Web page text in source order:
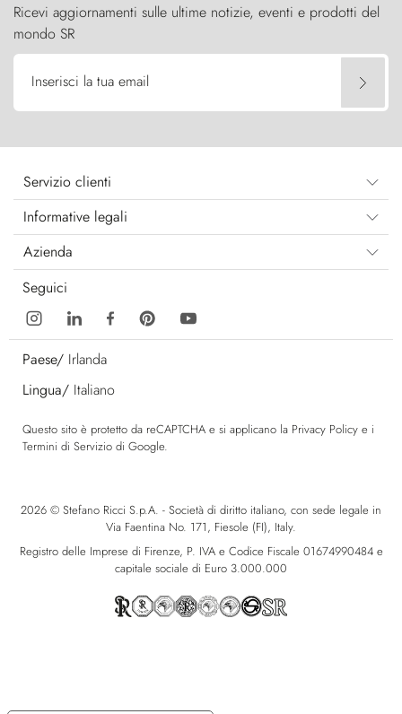
Ricevi aggiornamenti sulle ultime notizie, eventi e prodotti del
mondo SR
Inserisci la tua email
Servizio clienti
Informative legali
Azienda
Seguici
Paese/ Irlanda
Lingua/ Italiano
Questo sito è protetto da reCAPTCHA e si applicano la Privacy Policy e i
Termini di Servizio di Google.
2026 © Stefano Ricci S.p.A. - Società di diritto italiano, con sede legale in
Via Faentina No. 171, Fiesole (FI), Italy.
Registro delle Imprese di Firenze, P. IVA e Codice Fiscale 01674990484 e
capitale sociale di Euro 3.000.000